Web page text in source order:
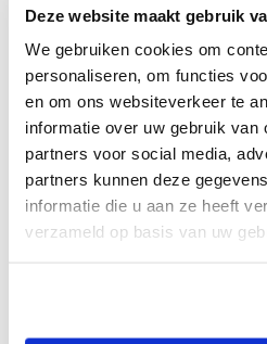
Deze website maakt gebruik
We gebruiken cookies om
personaliseren, om functies
en om ons websiteverkeer te
informatie over uw gebruik van
partners voor social media,
partners kunnen deze
informatie die u aan ze heeft
verzameld op basis van uw
zodat de overgang heel mooi te
worden de profielen en
het profiel en de muur komen.
Kenmerken:
– Zichtbaar T24 Systeem
– Brandreactie A1 (Volgens
– KLeur wit 001
– Makkelijk te monteren en te
– Kliksysteem
Afnemen per stuk is alleen